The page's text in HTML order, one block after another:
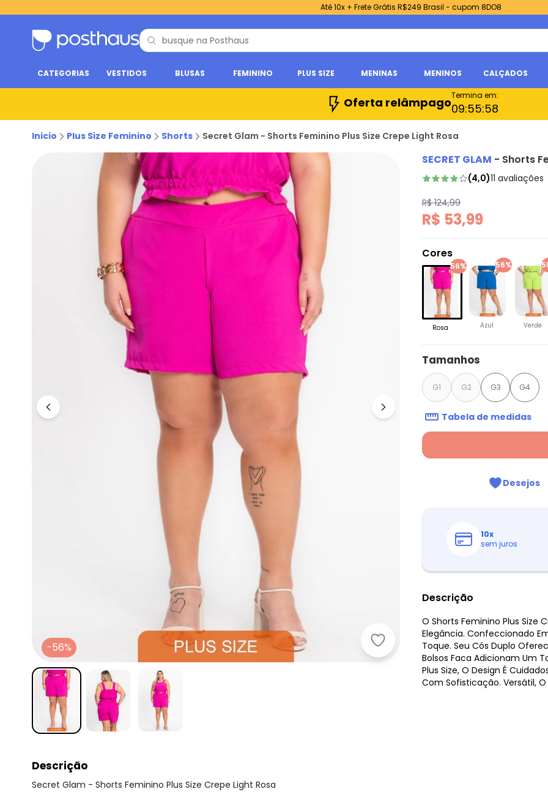
Até 10x + Frete Grátis R$249 Brasil - cupom 8DO8
CATEGORIAS VESTIDOS BLUSAS FEMININO PLUS SIZE MENINAS MENINOS CALÇADOS
Oferta relâmpagoTermina em:
09:55:56
Inicio Plus Size Feminino Shorts Secret Glam - Shorts Feminino Plus Size Crepe Light Rosa
Secret Glam - Shorts Feminino
-56%
SECRET GLAM - Shorts
(4,0)11 avaliações
R$ 124,99
R$ 53,99
Cores
56%
Rosa
56%
Azul Verde
Tamanhos
G1 G2 G3 G4
Tabela de medidas
Desejos
10x
sem juros
Descrição
O Shorts Feminino Plus Size
Elegância. Confeccionado
Toque. Seu Cós Duplo
Bolsos Faca Adicionam Um
Plus Size, O Design É
Com Sofisticação. Versátil,
Descrição
Secret Glam - Shorts Feminino Plus Size Crepe Light Rosa